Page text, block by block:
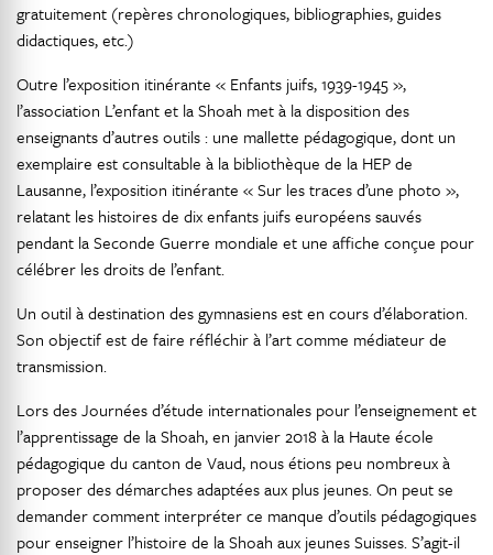
gratuitement (repères chronologiques, bibliographies, guides
didactiques, etc.)
Outre l’exposition itinérante « Enfants juifs, 1939-1945 »,
l’association L’enfant et la Shoah met à la disposition des
enseignants d’autres outils : une mallette pédagogique, dont un
exemplaire est consultable à la bibliothèque de la HEP de
Lausanne, l’exposition itinérante « Sur les traces d’une photo »,
relatant les histoires de dix enfants juifs européens sauvés
pendant la Seconde Guerre mondiale et une affiche conçue pour
célébrer les droits de l’enfant.
Un outil à destination des gymnasiens est en cours d’élaboration.
Son objectif est de faire réfléchir à l’art comme médiateur de
transmission.
Lors des Journées d’étude internationales pour l’enseignement et
l’apprentissage de la Shoah, en janvier 2018 à la Haute école
pédagogique du canton de Vaud, nous étions peu nombreux à
proposer des démarches adaptées aux plus jeunes. On peut se
demander comment interpréter ce manque d’outils pédagogiques
pour enseigner l’histoire de la Shoah aux jeunes Suisses. S’agit-il